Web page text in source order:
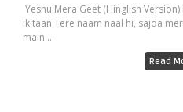
Yeshu Mera Geet (Hinglish
ik taan Tere naam naal hi, sajda
main ...
Read